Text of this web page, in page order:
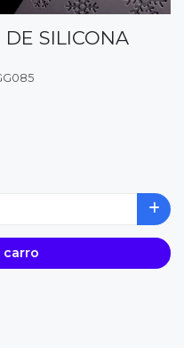
SILICONA
carro